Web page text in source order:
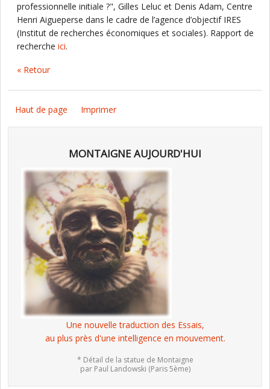
professionnelle initiale ?", Gilles Leluc et Denis Adam, Centre
Henri Aigueperse dans le cadre de l’agence d’objectif IRES
(Institut de recherches économiques et sociales). Rapport de
recherche ici.
« Retour
Haut de page Imprimer
MONTAIGNE AUJOURD'HUI
Une nouvelle traduction des Essais,
au plus près d'une intelligence en mouvement.
* Détail de la statue de Montaigne
par Paul Landowski (Paris 5ème)